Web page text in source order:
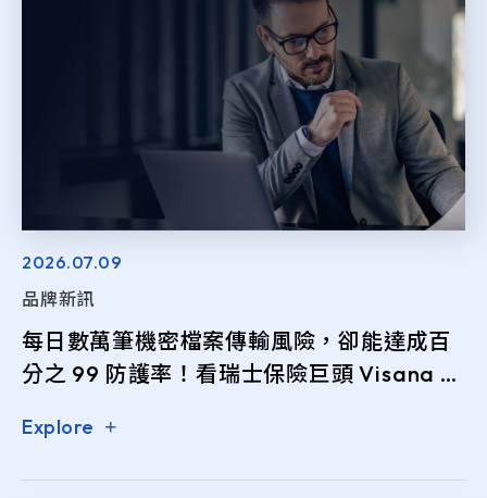
2026.07.09
品牌新訊
每日數萬筆機密檔案傳輸風險，卻能達成百
分之 99 防護率！看瑞士保險巨頭 Visana 如
Explore